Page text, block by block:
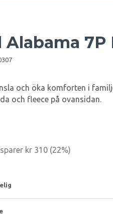
7P
och öka komforten i
och fleece på ovansidan.
kr 310 (22%)